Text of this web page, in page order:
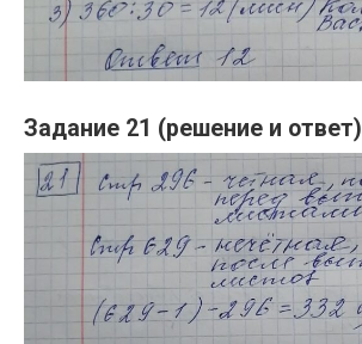
Задание 21 (решение и ответ)